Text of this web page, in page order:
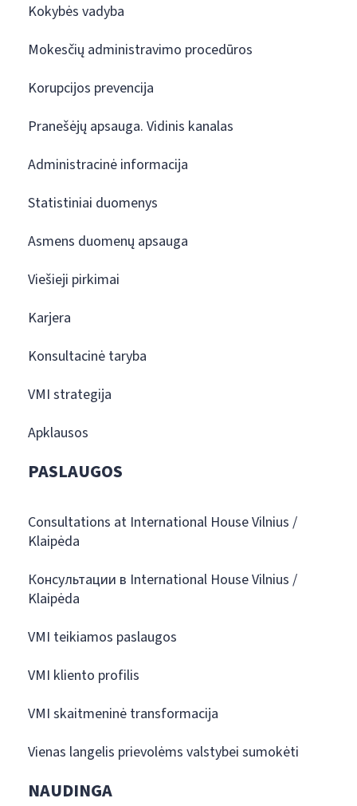
Kokybės vadyba
Mokesčių administravimo procedūros
Korupcijos prevencija
Pranešėjų apsauga. Vidinis kanalas
Administracinė informacija
Statistiniai duomenys
Asmens duomenų apsauga
Viešieji pirkimai
Karjera
Konsultacinė taryba
VMI strategija
Apklausos
PASLAUGOS
Consultations at International House Vilnius /
Klaipėda
Консультации в International House Vilnius /
Klaipėda
VMI teikiamos paslaugos
VMI kliento profilis
VMI skaitmeninė transformacija
Vienas langelis prievolėms valstybei sumokėti
NAUDINGA